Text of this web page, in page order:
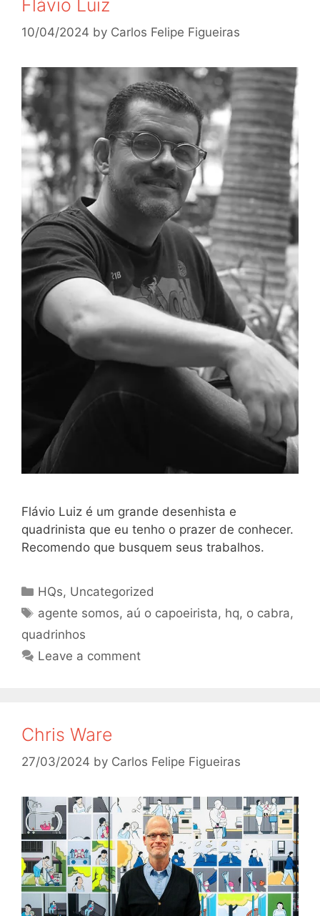
Flávio Luiz
10/04/2024 by Carlos Felipe Figueiras
Flávio Luiz é um grande desenhista e
quadrinista que eu tenho o prazer de conhecer.
Recomendo que busquem seus trabalhos.
Categories
HQs, Uncategorized
Tags
agente somos, aú o capoeirista, hq, o cabra,
quadrinhos
Leave a comment
Chris Ware
27/03/2024 by Carlos Felipe Figueiras